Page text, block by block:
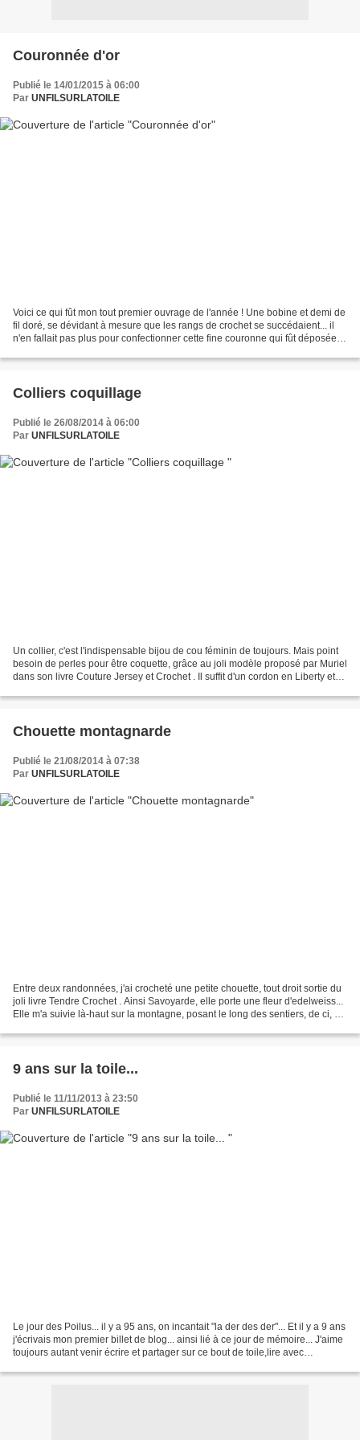
Couronnée d'or
Publié le 14/01/2015 à 06:00
Par UNFILSURLATOILE
Voici ce qui fût mon tout premier ouvrage de l'année ! Une bobine et demi de
fil doré, se dévidant à mesure que les rangs de crochet se succédaient... il
n'en fallait pas plus pour confectionner cette fine couronne qui fût déposée
Colliers coquillage
Publié le 26/08/2014 à 06:00
Par UNFILSURLATOILE
Un collier, c'est l'indispensable bijou de cou féminin de toujours. Mais point
besoin de perles pour être coquette, grâce au joli modèle proposé par Muriel
dans son livre Couture Jersey et Crochet . Il suffit d'un cordon en Liberty et
Chouette montagnarde
Publié le 21/08/2014 à 07:38
Par UNFILSURLATOILE
Entre deux randonnées, j'ai crocheté une petite chouette, tout droit sortie du
joli livre Tendre Crochet . Ainsi Savoyarde, elle porte une fleur d'edelweiss...
Elle m'a suivie là-haut sur la montagne, posant le long des sentiers, de ci, de
9 ans sur la toile...
Publié le 11/11/2013 à 23:50
Par UNFILSURLATOILE
Le jour des Poilus... il y a 95 ans, on incantait "la der des der"... Et il y a 9 ans
j'écrivais mon premier billet de blog... ainsi lié à ce jour de mémoire... J'aime
toujours autant venir écrire et partager sur ce bout de toile,lire avec